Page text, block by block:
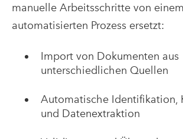
manuelle Arbeitsschritte von
automatisierten Prozess ersetzt:
Import von Dokumenten aus
unterschiedlichen Quellen
Automatische Identifikation,
und Datenextraktion